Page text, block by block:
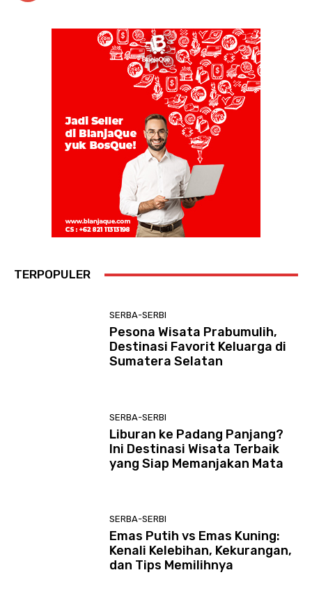
TERPOPULER
SERBA-SERBI
Pesona Wisata Prabumulih,
Destinasi Favorit Keluarga di
Sumatera Selatan
SERBA-SERBI
Liburan ke Padang Panjang?
Ini Destinasi Wisata Terbaik
yang Siap Memanjakan Mata
SERBA-SERBI
Emas Putih vs Emas Kuning:
Kenali Kelebihan, Kekurangan,
dan Tips Memilihnya